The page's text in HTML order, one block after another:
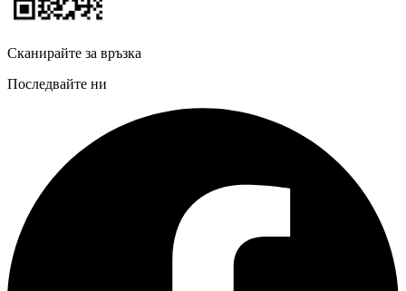
Сканирайте за връзка
Последвайте ни